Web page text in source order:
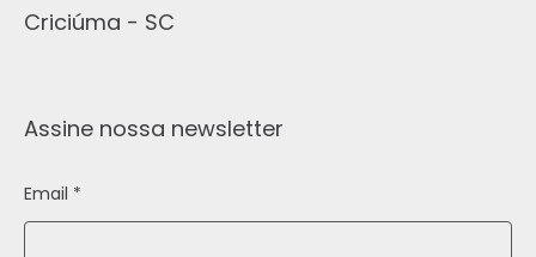
Criciúma - SC
Assine nossa newsletter
Email *